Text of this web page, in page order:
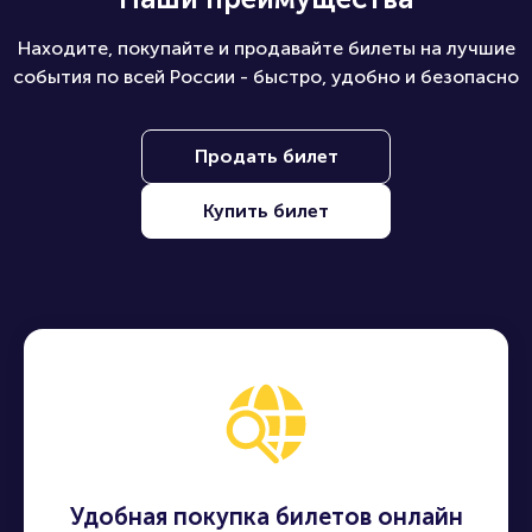
Находите, покупайте и продавайте билеты на лучшие
события по всей России - быстро, удобно и безопасно
Продать билет
Купить билет
Удобная покупка билетов онлайн